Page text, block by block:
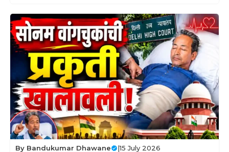
By Bandukumar Dhawane |15 July 2026